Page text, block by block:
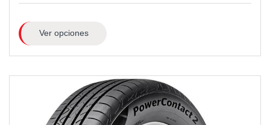
Ver opciones